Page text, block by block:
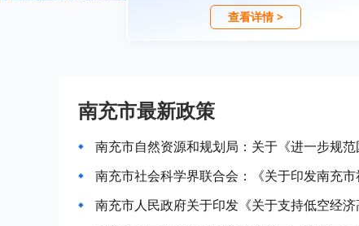
查看详情 >
南充市最新政策
南充市人民政府关于印发《关于支持低空经